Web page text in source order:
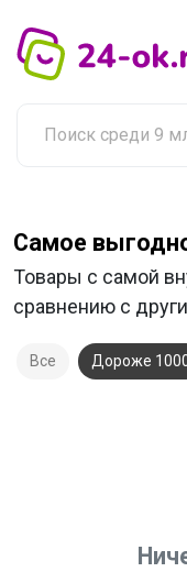
Самое
Товары с самой
сравнению с
Все Дороже